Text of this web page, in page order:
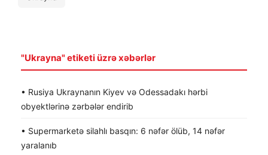
"Ukrayna" etiketi üzrə xəbərlər
• Rusiya Ukraynanın Kiyev və Odessadakı hərbi
obyektlərinə zərbələr endirib
• Supermarketə silahlı basqın: 6 nəfər ölüb, 14 nəfər
yaralanıb